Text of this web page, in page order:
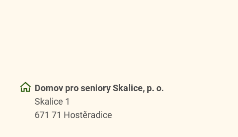
Domov pro seniory Skalice, p. o.
Skalice 1
671 71 Hostěradice